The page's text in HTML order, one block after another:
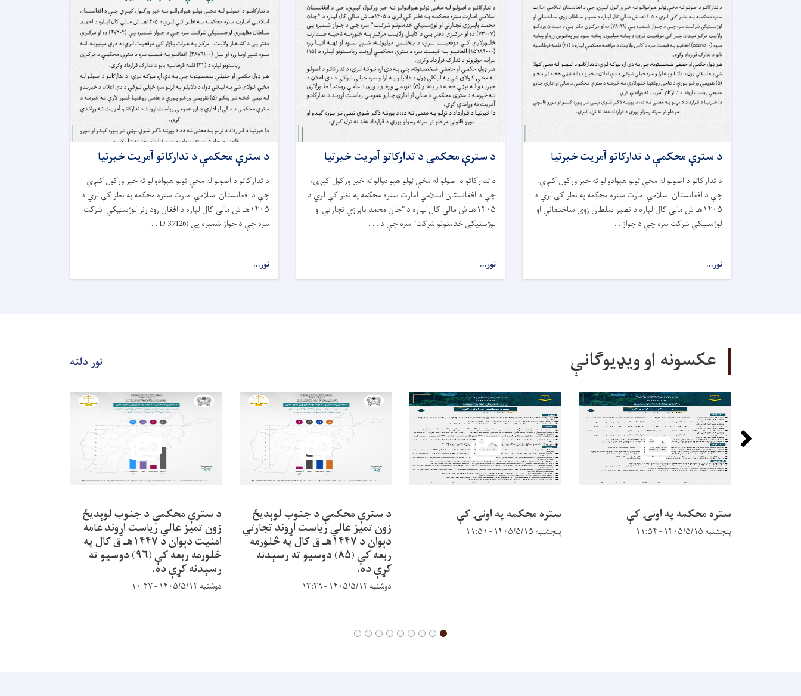
د سترې محکمې د تدارکاتو آمريت خبرتيا
د تدارکاتو د اصولو له مخې ټولو هېوادوالو ته خبر ورکول کېږي،
چې د افغانستان اسلامي امارت ستره محکمه په نظر کې لري د
۱۴۰۵هـ ش مالي کال لپاره د نصیر سلطان زوی ساختماني او
لوژستیکي شرکت سره چې د جواز . . .
نور...
د سترې محکمې د تدارکاتو آمريت خبرتيا
د تدارکاتو د اصولو له مخې ټولو هېوادوالو ته خبر ورکول کېږي،
چې د افغانستان اسلامي امارت ستره محکمه په نظر کې لري د
۱۴۰۵هـ ش مالي کال لپاره د "جان محمد بابرزي تجارتي او
لوژستیکي خدمتونو شرکت" سره چې د . . .
نور...
د سترې محکمې د تدارکاتو آمريت خبرتیا
د تدارکاتو د اصولو له مخې ټولو هېوادوالو ته خبر ورکول کېږي
چې د افغانستان اسلامي امارت ستره محکمه په نظر کې لري د
۱۴۰۵هـ ش مالي کال لپاره د افغان رود رنر لوژستیکي شرکت
سره چې د جواز شمېره یې (D-37126 . . .
نور...
عکسونه او ویډیوګانې نور دلته
ستره محکمه په اونۍ کې
پنجشنبه ۱۴۰۵/۵/۱۵ - ۱۱:۵۴
ستره محکمه په اونۍ کې
پنجشنبه ۱۴۰۵/۵/۱۵ - ۱۱:۵۱
د سترې محکمې د جنوب لوېديځ
زون تمیز عالي ریاست اړوند تجارتي
دېوان د ۱۴۴۷هـ ق کال په څلورمه
ربعه کې (۸۵) دوسیو ته رسېدنه
کړې ده.
دوشنبه ۱۴۰۵/۵/۱۲ - ۱۳:۳۹
د سترې محکمې د جنوب لوېديځ
زون تمیز عالي ریاست اړوند عامه
امنيت دېوان د ۱۴۴۷هـ ق کال په
څلورمه ربعه کې (۹۶) دوسیو ته
رسېدنه کړې ده.
دوشنبه ۱۴۰۵/۵/۱۲ - ۱۰:۴۷